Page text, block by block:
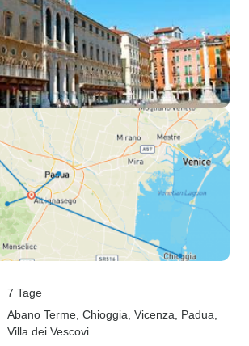
7 Tage
Abano Terme , Chioggia , Vicenza , Padua
Villa dei Vescovi